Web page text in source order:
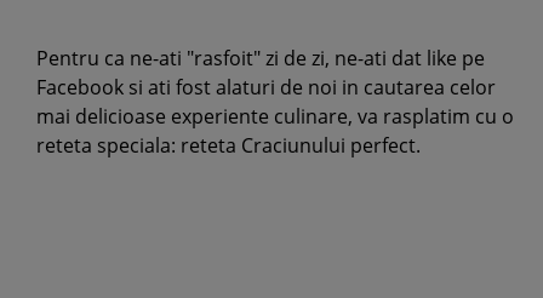
Pentru ca ne-ati "rasfoit" zi de zi, ne-ati dat like pe
Facebook si ati fost alaturi de noi in cautarea celor
mai delicioase experiente culinare, va rasplatim cu o
reteta speciala: reteta Craciunului perfect.